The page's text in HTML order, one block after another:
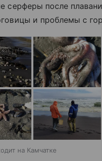
серферы после
и проблемы с
на Камчатке